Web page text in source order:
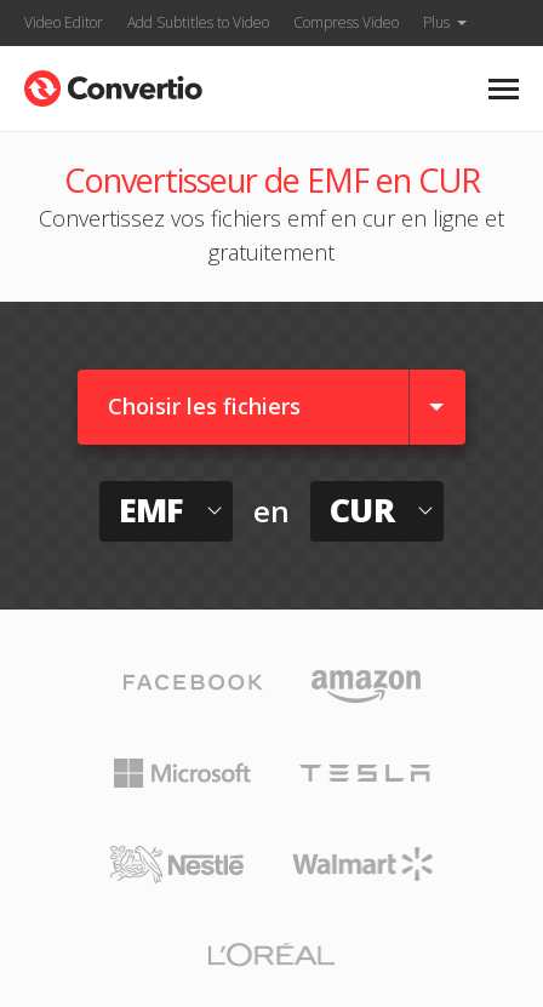
Video Editor Add Subtitles to Video Compress Video Plus
Convertisseur de EMF en CUR
Convertissez vos fichiers emf en cur en ligne et
gratuitement
Choisir les fichiers
EMF en CUR